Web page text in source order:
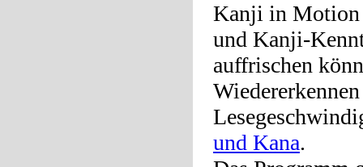
Kanji in Motion
und Kanji-
auffrischen
und Kana.